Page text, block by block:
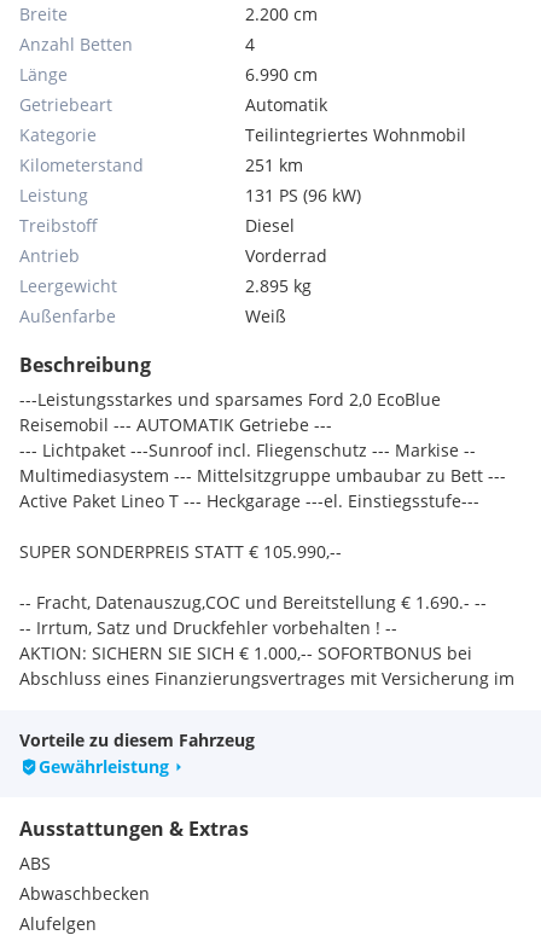
Breite
2.200 cm
Anzahl Betten
4
Länge
6.990 cm
Getriebeart
Automatik
Kategorie
Teilintegriertes Wohnmobil
Kilometerstand
251 km
Leistung
131 PS (96 kW)
Treibstoff
Diesel
Antrieb
Vorderrad
Leergewicht
2.895 kg
Außenfarbe
Weiß
Beschreibung
---Leistungsstarkes und sparsames Ford 2,0 EcoBlue
Reisemobil --- AUTOMATIK Getriebe ---
--- Lichtpaket ---Sunroof incl. Fliegenschutz --- Markise --
Multimediasystem --- Mittelsitzgruppe umbaubar zu Bett ---
Active Paket Lineo T --- Heckgarage ---el. Einstiegsstufe---
SUPER SONDERPREIS STATT € 105.990,--
-- Fracht, Datenauszug,COC und Bereitstellung € 1.690.- --
-- Irrtum, Satz und Druckfehler vorbehalten ! --
AKTION: SICHERN SIE SICH € 1.000,-- SOFORTBONUS bei
Abschluss eines Finanzierungsvertrages mit Versicherung im
Vorteile zu diesem Fahrzeug
Gewährleistung
Ausstattungen & Extras
ABS
Abwaschbecken
Alufelgen